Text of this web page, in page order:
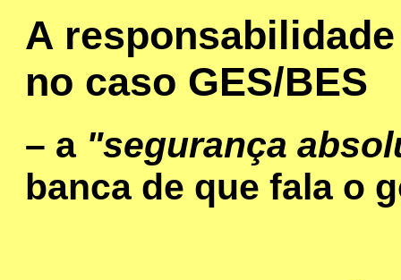
A
no caso GES/BES
– a "segurança
banca de que fala o